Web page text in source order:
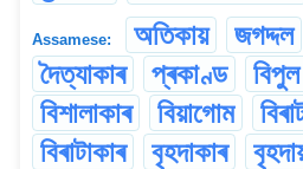
Assamese: অতিকায় জগদ্দল
দৈত্যাকাৰ
প্ৰকাণ্ড বিপুল
বিশালাকাৰ
বিয়াগোম
বিৰাটাকাৰ
বৃহদাকাৰ